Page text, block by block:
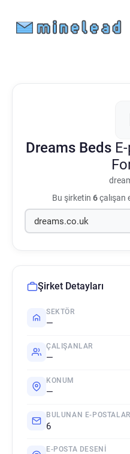
Dreams Beds
Bu şirketin 6çalışan
Şirket Detayları
SEKTÖR
—
ÇALIŞANLAR
—
KONUM
—
BULUNAN E-POSTALAR
6
E-POSTA DESENI